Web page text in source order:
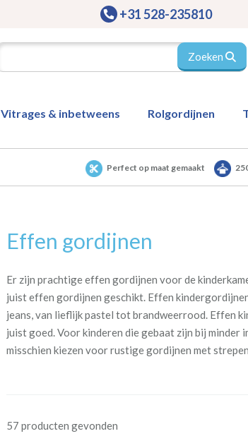
+31 528-235810
Zoeken
Vitrages & inbetweens Rolgordijnen
Perfect op maat gemaakt
Effen gordijnen
Er zijn prachtige effen gordijnen voor de
juist effen gordijnen geschikt. Effen
jeans, van lieflijk pastel tot brandweerrood. Effen
juist goed. Voor kinderen die gebaat zijn bij minder
misschien kiezen voor rustige gordijnen met
57 producten gevonden